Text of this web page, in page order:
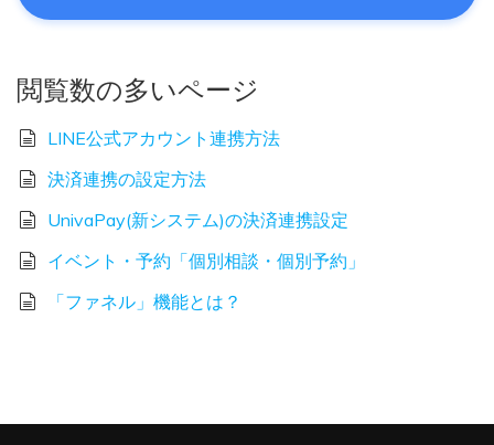
閲覧数の多いページ
LINE公式アカウント連携方法
決済連携の設定方法
UnivaPay(新システム)の決済連携設定
イベント・予約「個別相談・個別予約」
「ファネル」機能とは？